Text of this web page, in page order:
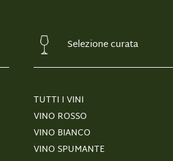
Selezione curata
TUTTI I VINI
VINO ROSSO
VINO BIANCO
VINO SPUMANTE